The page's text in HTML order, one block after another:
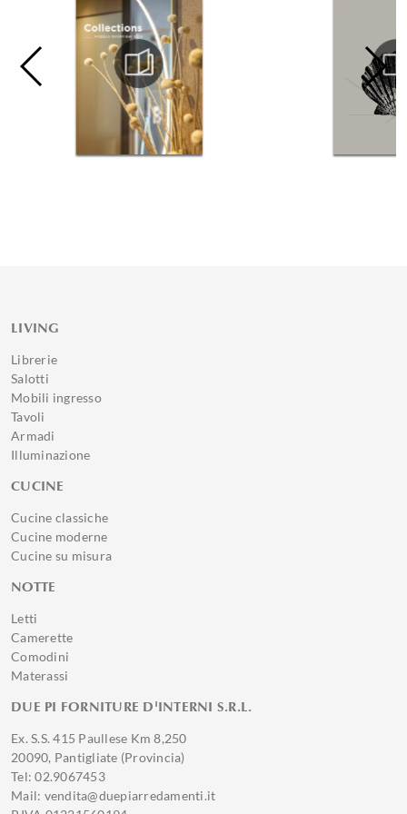
LIVING
Librerie
Salotti
Mobili ingresso
Tavoli
Armadi
Illuminazione
CUCINE
Cucine classiche
Cucine moderne
Cucine su misura
NOTTE
Letti
Camerette
Comodini
Materassi
DUE PI FORNITURE D'INTERNI S.R.L.
Ex. S.S. 415 Paullese Km 8,250
20090, Pantigliate (Provincia)
Tel: 02.9067453
Mail: vendita@duepiarredamenti.it